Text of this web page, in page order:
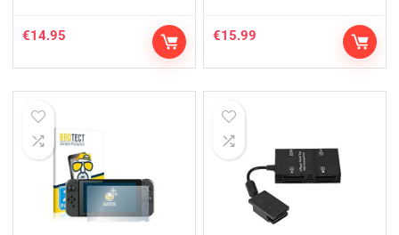
€14.95 €15.99